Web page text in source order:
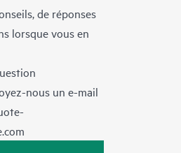
de réponses
lorsque vous en
nous un e-mail